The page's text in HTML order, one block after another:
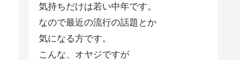
気持ちだけは若い中年です。
なので最近の流行の話題とか
気になる方です。
こんな、オヤジですが